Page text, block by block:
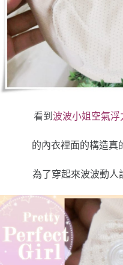
看到波波小姐空氣浮
的內衣裡面的構造真
為了穿起來波波動人